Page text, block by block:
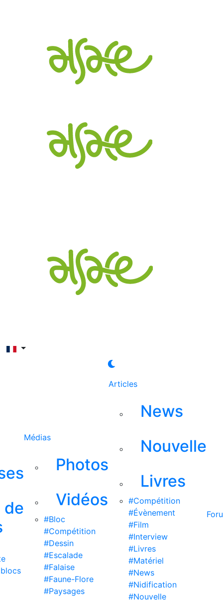
de
Médias
Photos
Vidéos
#Bloc
#Compétition
#Dessin
#Escalade
#Falaise
#Faune-Flore
#Paysages
Articles
News
Nouvelle
Livres
#Compétition
#Évènement
#Film
#Interview
#Livres
#Matériel
#News
#Nidification
#Nouvelle